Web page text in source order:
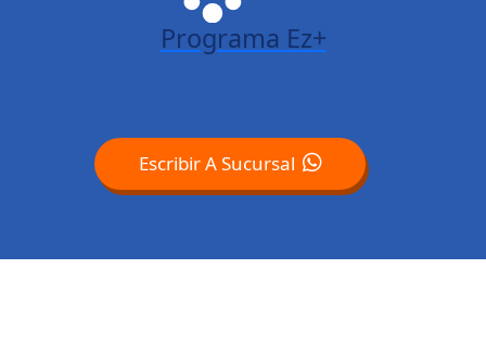
Programa Ez+
Escribir A Sucursal